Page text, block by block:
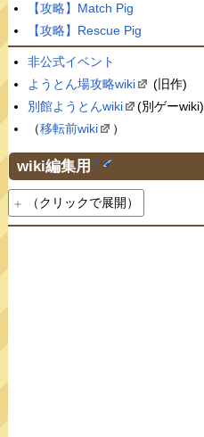
【攻略】Match Pig
【攻略】Rescue Pig
非公式イベント
ようとん場攻略wiki
(旧作)
別館ようとんwiki
(別ゲーwiki)
（移転前wiki ）
wiki編集用 †
（クリックで展開）